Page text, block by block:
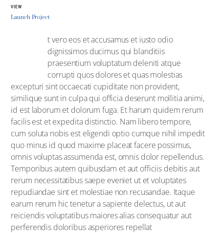
VIEW
Launch Project
t vero eos et accusamus et iusto odio
dignissimos ducimus qui blanditiis
praesentium voluptatum deleniti atque
corrupti quos dolores et quas molestias
excepturi sint occaecati cupiditate non provident,
similique sunt in culpa qui officia deserunt mollitia animi,
id est laborum et dolorum fuga. Et harum quidem rerum
facilis est et expedita distinctio. Nam libero tempore,
cum soluta nobis est eligendi optio cumque nihil impedit
quo minus id quod maxime placeat facere possimus,
omnis voluptas assumenda est, omnis dolor repellendus.
Temporibus autem quibusdam et aut officiis debitis aut
rerum necessitatibus saepe eveniet ut et voluptates
repudiandae sint et molestiae non recusandae. Itaque
earum rerum hic tenetur a sapiente delectus, ut aut
reiciendis voluptatibus maiores alias consequatur aut
perferendis doloribus asperiores repellat